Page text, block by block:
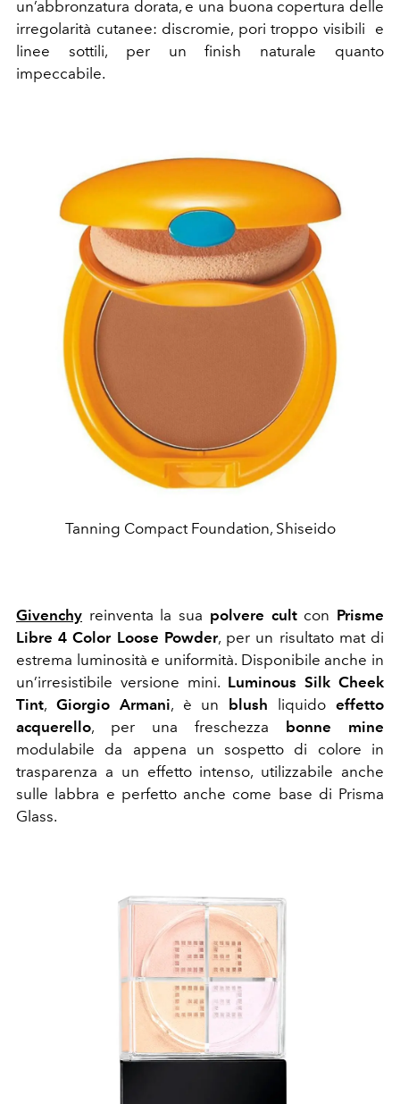
un’abbronzatura dorata, e una buona copertura delle
irregolarità cutanee: discromie, pori troppo visibili e
linee sottili, per un finish naturale quanto
impeccabile.
Tanning Compact Foundation, Shiseido
Givenchy reinventa la sua polvere cult con Prisme
Libre 4 Color Loose Powder, per un risultato mat di
estrema luminosità e uniformità. Disponibile anche in
un’irresistibile versione mini. Luminous Silk Cheek
Tint, Giorgio Armani, è un blush liquidoeffetto
acquerello, per una freschezza
bonne mine
modulabile da appena un sospetto di colore in
trasparenza a un effetto intenso, utilizzabile anche
sulle labbra e perfetto anche come base di Prisma
Glass.